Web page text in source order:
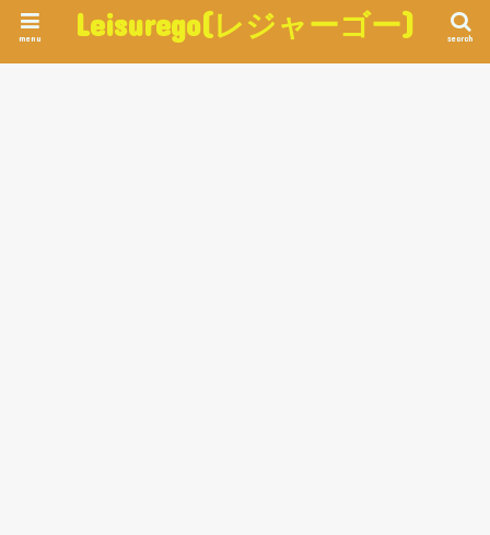
Leisurego(レジャーゴー) search
menu